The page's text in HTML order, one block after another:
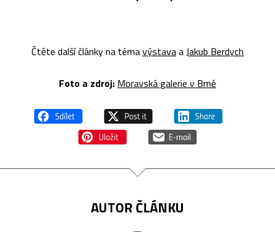
Čtěte další články na témavýstavaaJakub Berdych
Foto a zdroj: Moravská galerie v Brně
AUTOR ČLÁNKU